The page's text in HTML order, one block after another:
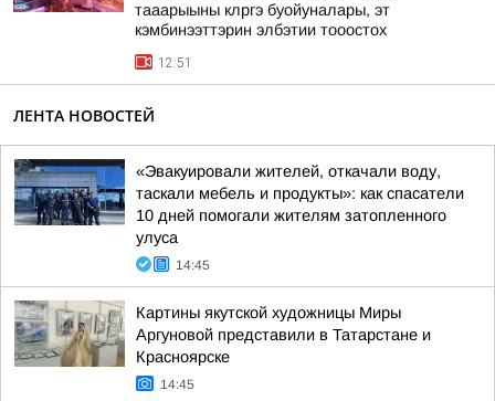
тааарыыны клргэ буойуналары, эт
кэмбинээттэрин элбэтии тооостох
12:51
ЛЕНТА НОВОСТЕЙ
«Эвакуировали жителей, откачали воду,
таскали мебель и продукты»: как спасатели
10 дней помогали жителям затопленного
улуса
14:45
Картины якутской художницы Миры
Аргуновой представили в Татарстане и
Красноярске
14:45